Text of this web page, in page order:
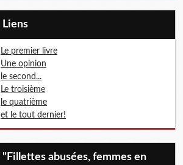
Liens
Le premier livre
Une opinion
le second...
Le troisième
le quatrième
et le tout dernier!
"Fillettes abusées, femmes en